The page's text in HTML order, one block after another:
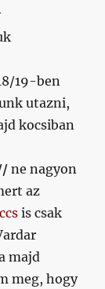
19-ben
utazni,
kocsiban
//ne nagyon
az
is csak
majd
meg, hogy